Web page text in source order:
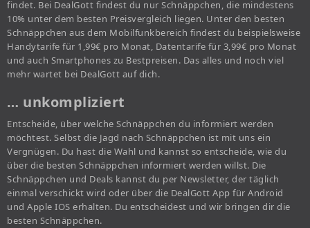
findet. Bei DealGott findest du nur Schnäppchen, die mindestens
10% unter dem besten Preisvergleich liegen. Unter den besten
Schnäppchen aus dem Mobilfunkbereich findest du beispielsweise
Handytarife für 1,99€ pro Monat, Datentarife für 3,99€ pro Monat
und auch Smartphones zu Bestpreisen. Das alles und noch viel
mehr wartet bei DealGott auf dich.
… unkompliziert
Entscheide, über welche Schnäppchen du informiert werden
möchtest. Selbst die Jagd nach Schnäppchen ist mit uns ein
Vergnügen. Du hast die Wahl und kannst so entscheide, wie du
über die besten Schnäppchen informiert werden willst. Die
Schnäppchen und Deals kannst du per Newsletter, der täglich
einmal verschickt wird oder über die DealGott App für Android
und Apple IOS erhalten. Du entscheidest und wir bringen dir die
besten Schnäppchen.